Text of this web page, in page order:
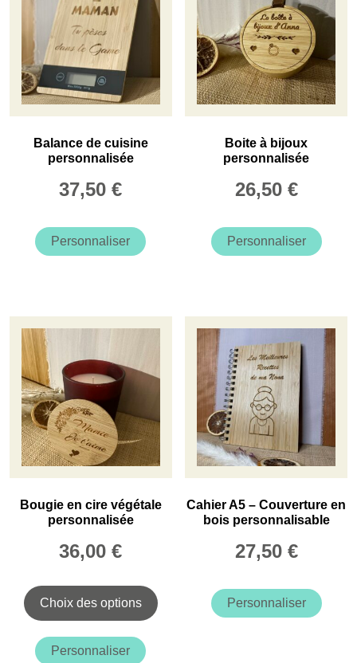
Balance de cuisine
personnalisée
37,50€
Personnaliser
Boite à bijoux
personnalisée
26,50 €
Personnaliser
Bougie en cire végétale
personnalisée
36,00€
Choix des options
Personnaliser
Cahier A5 – Couverture en
bois personnalisable
27,50 €
Personnaliser